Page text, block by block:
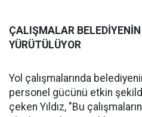
ÇALIŞMALAR
YÜRÜTÜLÜYOR
Yol çalışmalarında
personel gücünü etkin
çeken Yıldız, "Bu